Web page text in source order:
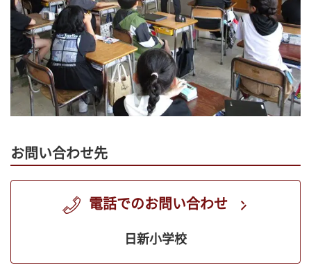
お問い合わせ先
電話でのお問い合わせ
日新小学校